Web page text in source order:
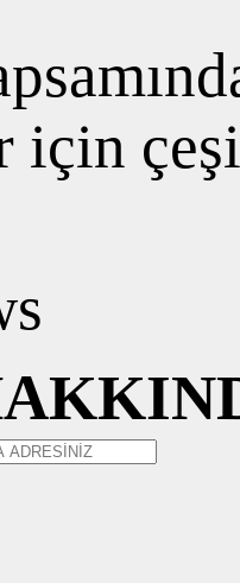
için